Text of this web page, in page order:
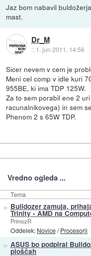
Jaz bom nabavil
mast.
Dr_M
:: 1. jun 2011, 14:56
Sicer nevem v cem je
Meni cel comp v idle kuri
955BE, ki ima TDP 125W.
Za to sem porabil ene 2
racunalnikovega) in sem
Phenom 2 s 65W TDP.
Vredno ogleda ...
Tema
» Bulldozer zamuja,
Trinity - AMD na
PrimozR
Oddelek: Novice/Procesorji
» ASUS bo podpiral
ploščah